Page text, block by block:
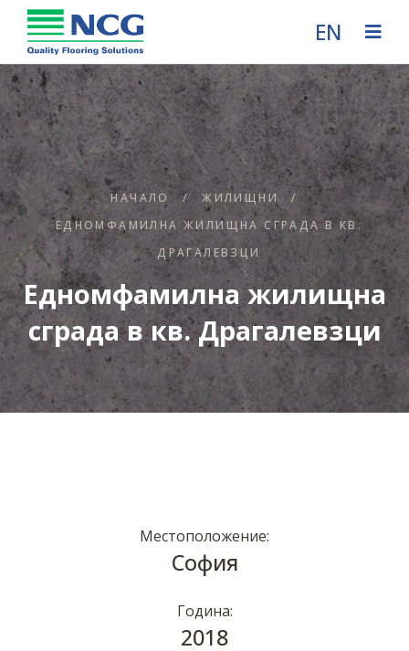
EN
НАЧАЛО / ЖИЛИЩНИ
/
ЕДНОМФАМИЛНА ЖИЛИЩНА СГРАДА В КВ.
ДРАГАЛЕВЗЦИ
Едномфамилна жилищна
сграда в кв. Драгалевзци
Местоположение:
София
Година:
2018